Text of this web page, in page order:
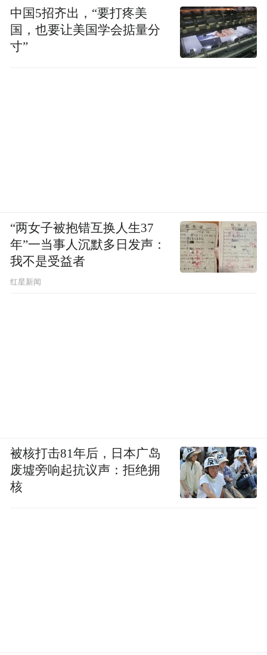
中国5招齐出，“要打疼美
国，也要让美国学会掂量分
寸”
“两女子被抱错互换人生37
年”一当事人沉默多日发声：
我不是受益者
红星新闻
被核打击81年后，日本广岛
废墟旁响起抗议声：拒绝拥
核